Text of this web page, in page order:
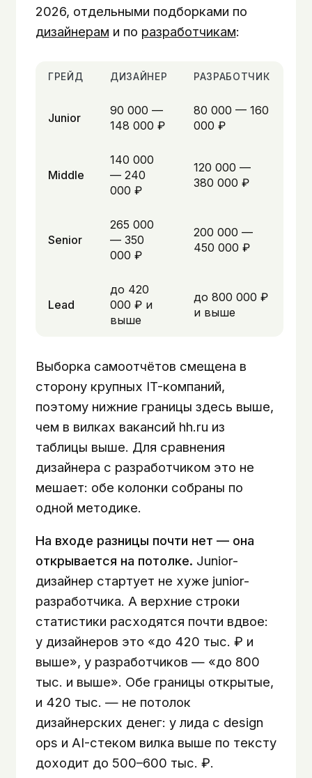
2026, отдельными подборками по
дизайнерам и по разработчикам:
ГРЕЙД ДИЗАЙНЕР РАЗРАБОТЧИК
Junior
90 000 —
148 000 ₽
80 000 — 160
000 ₽
Middle
140 000
— 240
000 ₽
120 000 —
380 000 ₽
Senior
265 000
— 350
000 ₽
200 000 —
450 000 ₽
Lead
до 420
000 ₽ и
выше
до 800 000 ₽
и выше
Выборка самоотчётов смещена в
сторону крупных IT-компаний,
поэтому нижние границы здесь выше,
чем в вилках вакансий hh.ru из
таблицы выше. Для сравнения
дизайнера с разработчиком это не
мешает: обе колонки собраны по
одной методике.
На входе разницы почти нет — она
открывается на потолке. Junior-
дизайнер стартует не хуже junior-
разработчика. А верхние строки
статистики расходятся почти вдвое:
у дизайнеров это «до 420 тыс. ₽ и
выше», у разработчиков — «до 800
тыс. и выше». Обе границы открытые,
и 420 тыс. — не потолок
дизайнерских денег: у лида с design
ops и AI-стеком вилка выше по тексту
доходит до 500–600 тыс. ₽.